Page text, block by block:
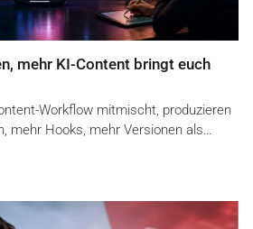
mehr KI-Content bringt euch
Workflow mitmischt, produzieren
mehr Hooks, mehr Versionen als…